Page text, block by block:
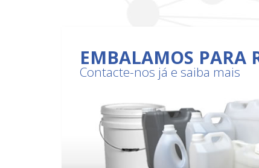
EMBALAMOS PARA
Contacte-nos já e saiba mais